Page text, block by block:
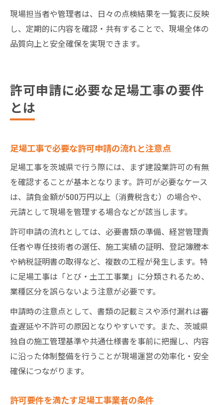
現場担当者や管理者は、日々の点検結果を一覧表に反映
し、定期的に内容を確認・共有することで、現場全体の
品質向上と安全確保を実現できます。
許可申請に必要な足場工事の要件
とは
足場工事で必要な許可申請の流れと注意点
足場工事を茨城県で行う際には、まず建設業許可の有無
を確認することが基本となります。許可が必要なケース
は、請負金額が500万円以上（消費税含む）の場合や、
元請として現場を管理する場合などが該当します。
許可申請の流れとしては、必要書類の準備、経営管理責
任者や専任技術者の選任、施工実績の証明、登記簿謄本
や納税証明書の取得など、複数の工程が発生します。特
に足場工事は「とび・土工工事業」に分類されるため、
業種区分を誤らないよう注意が必要です。
申請時の注意点として、書類の記載ミスや添付漏れは審
査遅延や不許可の原因となりやすいです。また、茨城県
独自の施工管理基準や共通仕様書を事前に把握し、内容
に沿った体制整備を行うことが現場運営の効率化・安全
確保につながります。
許可要件を満たす足場工事業者の条件